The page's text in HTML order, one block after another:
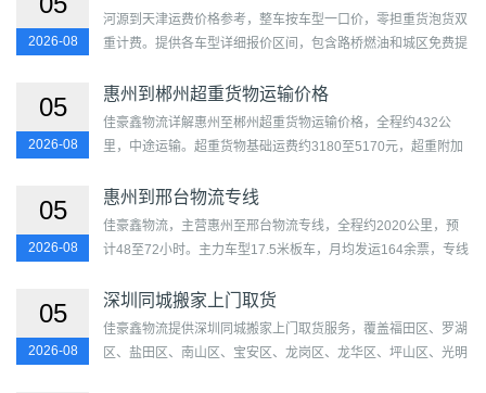
2026-08
河源到天津运费价格参考，整车按车型一口价，零担重货泡货双
重计费。提供各车型详细报价区间，包含路桥燃油和城区免费提
盖源...
05
2026-08
惠州到郴州超重货物运输价格
佳豪鑫物流详解惠州至郴州超重货物运输价格，全程约432公
里，中途运输。超重货物基础运费约3180至5170元，超重附加
型机床...
05
2026-08
惠州到邢台物流专线
佳豪鑫物流，主营惠州至邢台物流专线，全程约2020公里，预
计48至72小时。主力车型17.5米板车，月均发运164余票，专线
县及...
05
2026-08
深圳同城搬家上门取货
佳豪鑫物流提供深圳同城搬家上门取货服务，覆盖福田区、罗湖
区、盐田区、南山区、宝安区、龙岗区、龙华区、坪山区、光明